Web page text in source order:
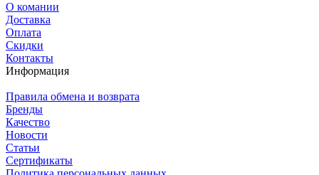
О комании
Доставка
Оплата
Скидки
Контакты
Информация
Правила обмена и возврата
Бренды
Качество
Новости
Статьи
Сертификаты